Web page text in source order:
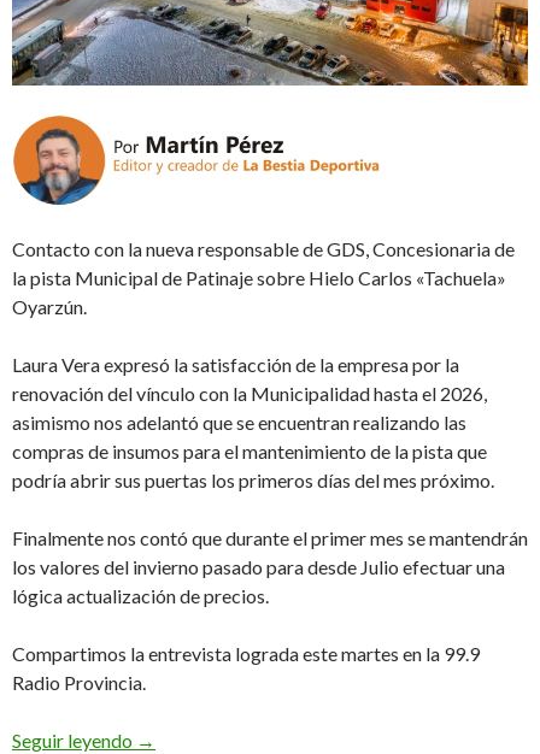
Contacto con la nueva responsable de GDS, Concesionaria de
la pista Municipal de Patinaje sobre Hielo Carlos «Tachuela»
Oyarzún.
Laura Vera expresó la satisfacción de la empresa por la
renovación del vínculo con la Municipalidad hasta el 2026,
asimismo nos adelantó que se encuentran realizando las
compras de insumos para el mantenimiento de la pista que
podría abrir sus puertas los primeros días del mes próximo.
Finalmente nos contó que durante el primer mes se mantendrán
los valores del invierno pasado para desde Julio efectuar una
lógica actualización de precios.
Compartimos la entrevista lograda este martes en la 99.9
Radio Provincia.
Seguir leyendo «Renegociación, mantenimiento y próxima
→